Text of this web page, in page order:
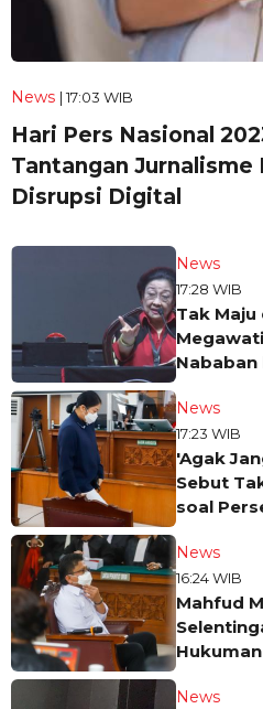
News | 17:03 WIB
Hari Pers Nasional
Tantangan Jurnalisme
Disrupsi Digital
News
17:28 WIB
Tak Maju
Nababan
News
17:23 WIB
'Agak
Sebut
soal
News
16:24 WIB
Mahfud
News